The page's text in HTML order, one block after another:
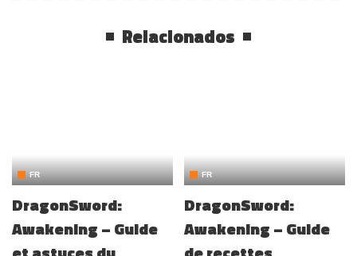
Relacionados
FR
DragonSword:
Awakening – Guide
FR
DragonSword:
Awakening – Guide